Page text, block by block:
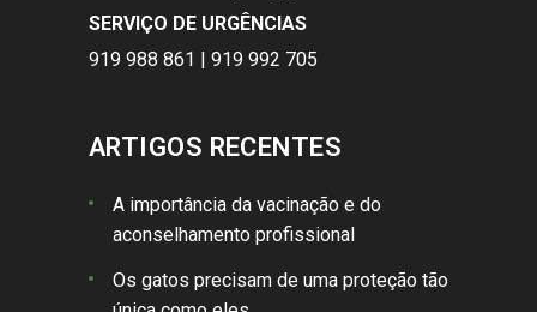
SERVIÇO DE URGÊNCIAS
919 988 861 | 919 992 705
ARTIGOS RECENTES
A importância da vacinação e do
aconselhamento profissional
Os gatos precisam de uma proteção tão